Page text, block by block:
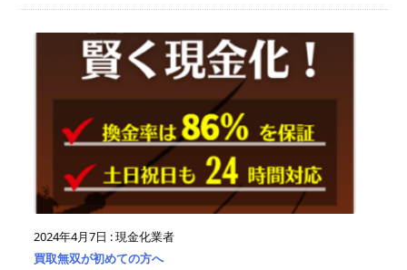
2024年4月7日 :現金化業者
買取無双が初めての方へ